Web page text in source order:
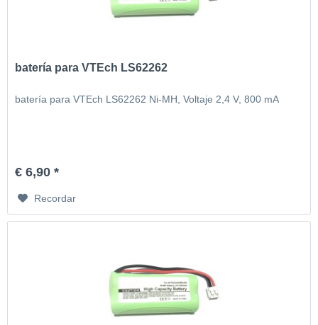
batería para VTEch LS62262
batería para VTEch LS62262 Ni-MH, Voltaje 2,4 V, 800 mA
€ 6,90 *
Recordar